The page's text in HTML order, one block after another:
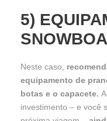
5)
Neste caso,
equipamento de
botas e o capacete.
investimento – e você